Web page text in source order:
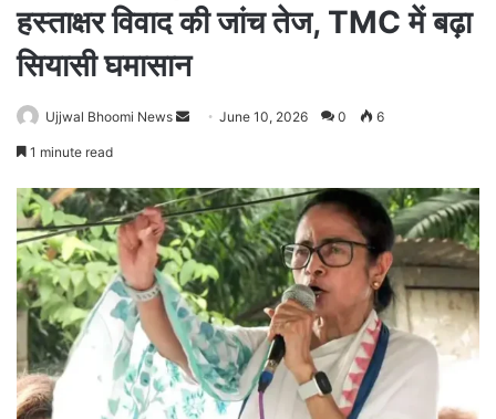
हस्ताक्षर विवाद की जांच तेज, TMC में बढ़ा
सियासी घमासान
Ujjwal Bhoomi News
d
a
n
e
m
a
i
l
June 10, 2026 0 6
1 minute read